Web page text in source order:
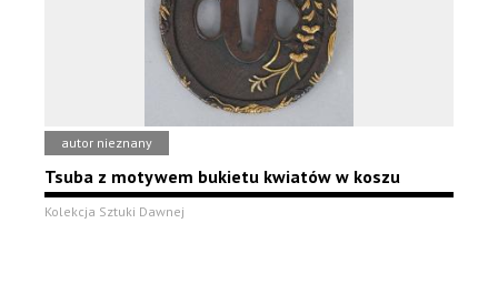
autor nieznany
Tsuba z motywem bukietu kwiatów w koszu
Kolekcja Sztuki Dawnej